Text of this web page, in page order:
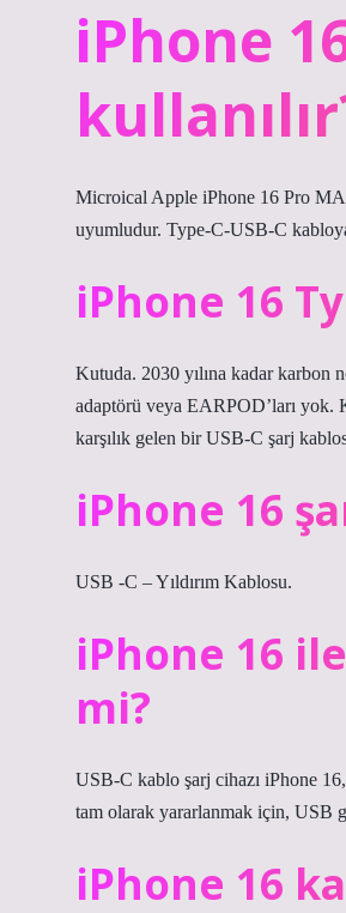
iPhone
Microical Apple iPhone 16 Pro
uyumludur. Type-C-USB-C kabloya
iPhone 16
Kutuda. 2030 yılına kadar karbon
adaptörü veya EARPOD’ları yok.
karşılık gelen bir USB-C şarj
iPhone 16
USB -C – Yıldırım Kablosu.
iPhone 16
mi?
USB-C kablo şarj cihazı iPhone 16,
tam olarak yararlanmak için, USB
iPhone 16